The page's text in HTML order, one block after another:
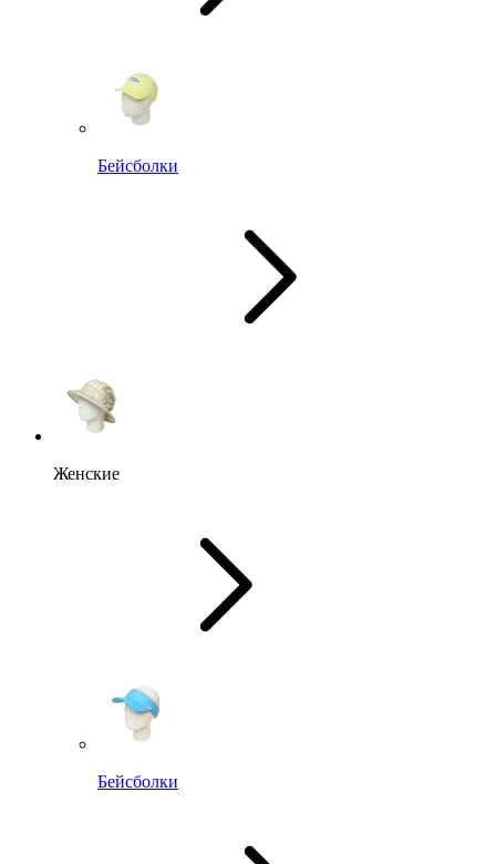
Бейсболки
Женские
Бейсболки